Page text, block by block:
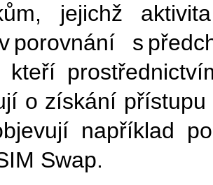
jejichž
porovnání s
kteří
o získání
například
Swap.